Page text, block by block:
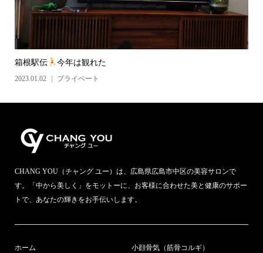
箱根駅伝 今年は観れた
2023.01.02 プライベート
CHANG YOU（チャング ユー）は、広島県広島市中区の美容サロンで
す。「中から美しく」をモットーに、お客様に合わせた美と健康のサポー
トで、あなたの輝きをお手伝いします。
ホーム 小顔骨気（筋骨コルギ）